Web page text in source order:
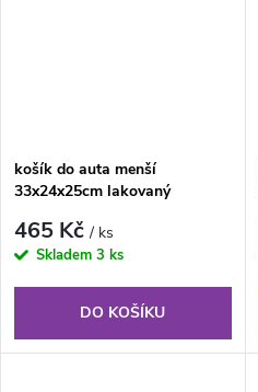
košík do auta menší
33x24x25cm lakovaný
465 Kč/ ks
Skladem 3 ks
DO KOŠÍKU